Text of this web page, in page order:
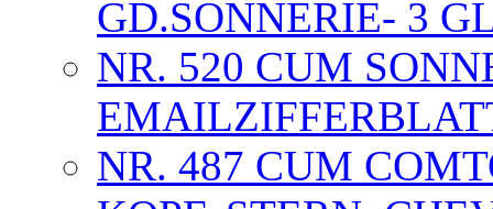
GD.SONNERIE- 3
NR. 520 CUM
NR. 487 CUM